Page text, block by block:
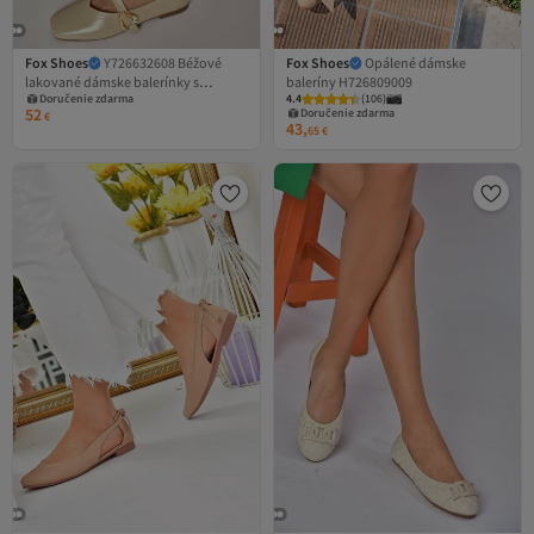
Fox Shoes
Y726632608 Béžové
lakované dámske balerínky s
detailom srdiečkovej spony
Doručenie zdarma
52€
Fox Shoes
Opálené dámske
baleríny H726809009
4.4 (106)
Doručenie zdarma
43,65€